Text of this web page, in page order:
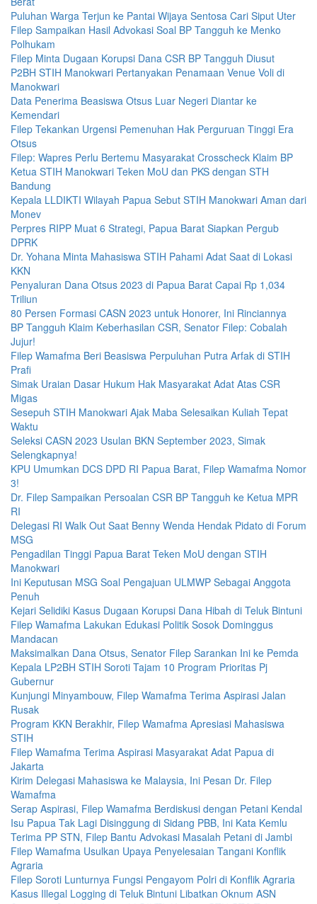
Puluhan Warga Terjun ke Pantai Wijaya Sentosa Cari Siput Uter
Filep Sampaikan Hasil Advokasi Soal BP Tangguh ke Menko
Polhukam
Filep Minta Dugaan Korupsi Dana CSR BP Tangguh Diusut
P2BH STIH Manokwari Pertanyakan Penamaan Venue Voli di
Manokwari
Data Penerima Beasiswa Otsus Luar Negeri Diantar ke
Kemendari
Filep Tekankan Urgensi Pemenuhan Hak Perguruan Tinggi Era
Otsus
Filep: Wapres Perlu Bertemu Masyarakat Crosscheck Klaim BP
Ketua STIH Manokwari Teken MoU dan PKS dengan STH
Bandung
Kepala LLDIKTI Wilayah Papua Sebut STIH Manokwari Aman dari
Monev
Perpres RIPP Muat 6 Strategi, Papua Barat Siapkan Pergub
DPRK
Dr. Yohana Minta Mahasiswa STIH Pahami Adat Saat di Lokasi
KKN
Penyaluran Dana Otsus 2023 di Papua Barat Capai Rp 1,034
Triliun
80 Persen Formasi CASN 2023 untuk Honorer, Ini Rinciannya
BP Tangguh Klaim Keberhasilan CSR, Senator Filep: Cobalah
Jujur!
Filep Wamafma Beri Beasiswa Perpuluhan Putra Arfak di STIH
Prafi
Simak Uraian Dasar Hukum Hak Masyarakat Adat Atas CSR
Migas
Sesepuh STIH Manokwari Ajak Maba Selesaikan Kuliah Tepat
Waktu
Seleksi CASN 2023 Usulan BKN September 2023, Simak
Selengkapnya!
KPU Umumkan DCS DPD RI Papua Barat, Filep Wamafma Nomor
3!
Dr. Filep Sampaikan Persoalan CSR BP Tangguh ke Ketua MPR
RI
Delegasi RI Walk Out Saat Benny Wenda Hendak Pidato di Forum
MSG
Pengadilan Tinggi Papua Barat Teken MoU dengan STIH
Manokwari
Ini Keputusan MSG Soal Pengajuan ULMWP Sebagai Anggota
Penuh
Kejari Selidiki Kasus Dugaan Korupsi Dana Hibah di Teluk Bintuni
Filep Wamafma Lakukan Edukasi Politik Sosok Dominggus
Mandacan
Maksimalkan Dana Otsus, Senator Filep Sarankan Ini ke Pemda
Kepala LP2BH STIH Soroti Tajam 10 Program Prioritas Pj
Gubernur
Kunjungi Minyambouw, Filep Wamafma Terima Aspirasi Jalan
Rusak
Program KKN Berakhir, Filep Wamafma Apresiasi Mahasiswa
STIH
Filep Wamafma Terima Aspirasi Masyarakat Adat Papua di
Jakarta
Kirim Delegasi Mahasiswa ke Malaysia, Ini Pesan Dr. Filep
Wamafma
Serap Aspirasi, Filep Wamafma Berdiskusi dengan Petani Kendal
Isu Papua Tak Lagi Disinggung di Sidang PBB, Ini Kata Kemlu
Terima PP STN, Filep Bantu Advokasi Masalah Petani di Jambi
Filep Wamafma Usulkan Upaya Penyelesaian Tangani Konflik
Agraria
Filep Soroti Lunturnya Fungsi Pengayom Polri di Konflik Agraria
Kasus Illegal Logging di Teluk Bintuni Libatkan Oknum ASN